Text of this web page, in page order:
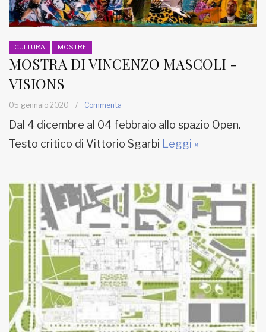
CULTURA MOSTRE
MOSTRA DI VINCENZO MASCOLI -
VISIONS
05 gennaio 2020 / Commenta
Dal 4 dicembre al 04 febbraio allo spazio Open.
Testo critico di Vittorio Sgarbi Leggi »